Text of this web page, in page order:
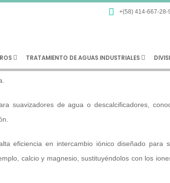
+(58) 414-667-28-
TRATAMIENTO DE AGUAS INDUSTRIALES
suavizadores de agua o descalcificadores,
eficiencia en intercambio iónico diseñado para
calcio y magnesio, sustituyéndolos con los